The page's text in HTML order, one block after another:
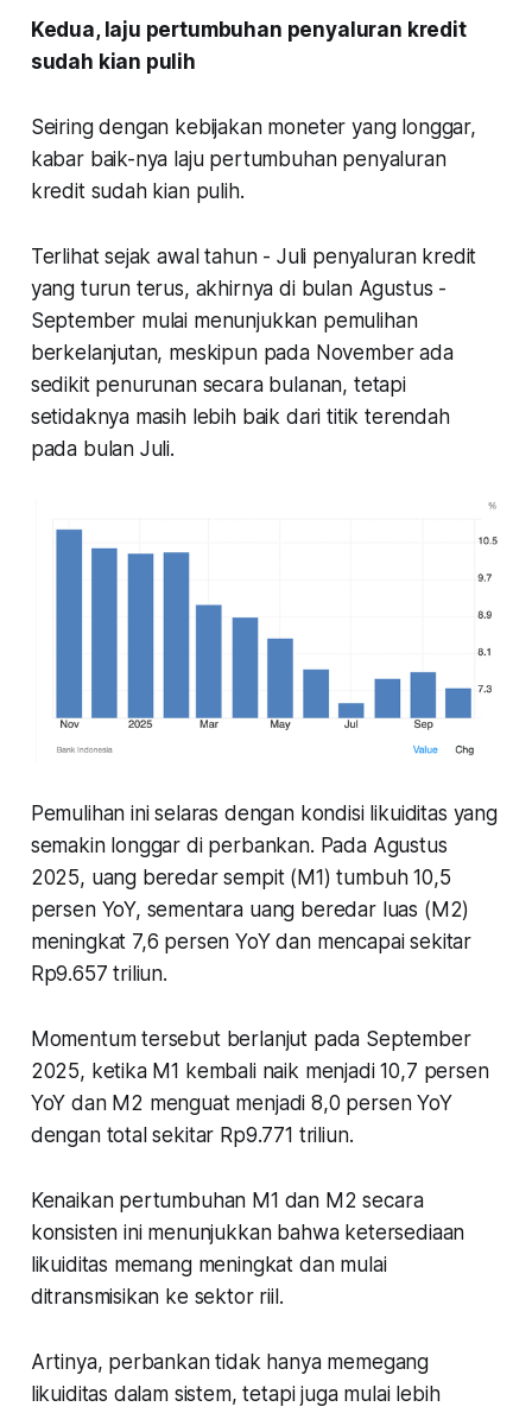
Kedua, laju pertumbuhan penyaluran kredit
sudah kian pulih
Seiring dengan kebijakan moneter yang longgar,
kabar baik-nya laju pertumbuhan penyaluran
kredit sudah kian pulih.
Terlihat sejak awal tahun - Juli penyaluran kredit
yang turun terus, akhirnya di bulan Agustus -
September mulai menunjukkan pemulihan
berkelanjutan, meskipun pada November ada
sedikit penurunan secara bulanan, tetapi
setidaknya masih lebih baik dari titik terendah
pada bulan Juli.
Pemulihan ini selaras dengan kondisi likuiditas yang
semakin longgar di perbankan. Pada Agustus
2025, uang beredar sempit (M1) tumbuh 10,5
persen YoY, sementara uang beredar luas (M2)
meningkat 7,6 persen YoY dan mencapai sekitar
Rp9.657 triliun.
Momentum tersebut berlanjut pada September
2025, ketika M1 kembali naik menjadi 10,7 persen
YoY dan M2 menguat menjadi 8,0 persen YoY
dengan total sekitar Rp9.771 triliun.
Kenaikan pertumbuhan M1 dan M2 secara
konsisten ini menunjukkan bahwa ketersediaan
likuiditas memang meningkat dan mulai
ditransmisikan ke sektor riil.
Artinya, perbankan tidak hanya memegang
likuiditas dalam sistem, tetapi juga mulai lebih